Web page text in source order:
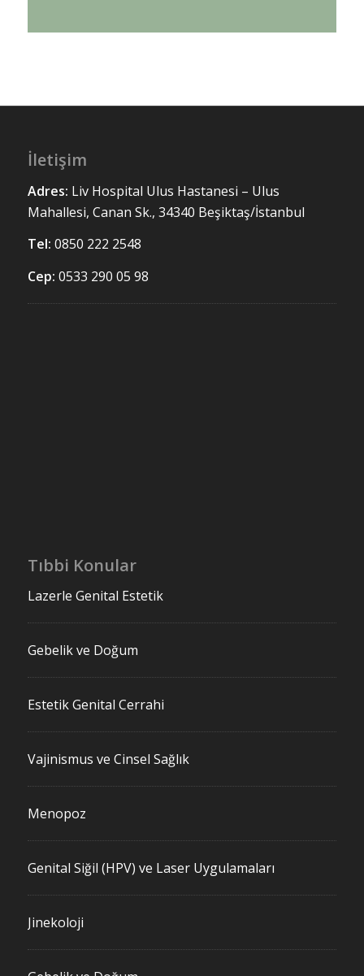
İletişim
Adres: Liv Hospital Ulus Hastanesi – Ulus
Mahallesi, Canan Sk., 34340 Beşiktaş/İstanbul
Tel: 0850 222 2548
Cep: 0533 290 05 98
Tıbbi Konular
Lazerle Genital Estetik
Gebelik ve Doğum
Estetik Genital Cerrahi
Vajinismus ve Cinsel Sağlık
Menopoz
Genital Siğil (HPV) ve Laser Uygulamaları
Jinekoloji